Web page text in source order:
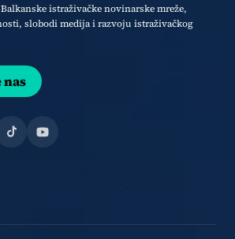
istraživačke novinarske mreže,
slobodi medija i razvoju istraživačkog
TikTokYouTube